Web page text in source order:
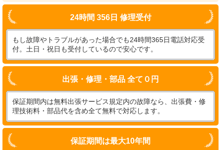
24時間 356日 修理受付
もし故障やトラブルがあった場合でも24時間365日電話対応受
付。土日・祝日も受付しているので安心です。
出張・修理・部品 全て０円
保証期間内は無料出張サービス規定内の故障なら、出張費・修
理技術料・部品代を含め全て無料で対応します。
保証期間は最大10年間